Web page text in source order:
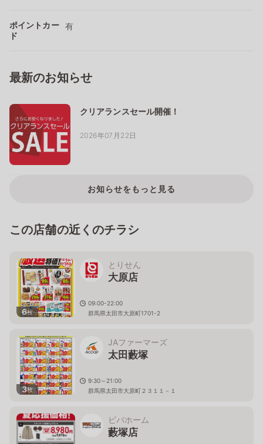
ポイントカー
ド
有
最新のお知らせ
クリアランスセール開催！
2026年07月22日
お知らせをもっと見る
この店舗の近くのチラシ
6枚
とりせん
大原店
09:00-22:00
群馬県太田市大原町1701-2
3枚
JAファーマーズ
太田藪塚
9:30～21:00
群馬県太田市大原町２３１１－１
ビバホーム
藪塚店